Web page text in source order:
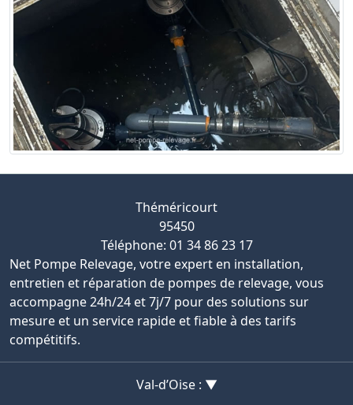
Théméricourt
95450
Téléphone: 01 34 86 23 17
Net Pompe Relevage, votre expert en installation,
entretien et réparation de pompes de relevage, vous
accompagne 24h/24 et 7j/7 pour des solutions sur
mesure et un service rapide et fiable à des tarifs
compétitifs.
Val-d’Oise : ▼